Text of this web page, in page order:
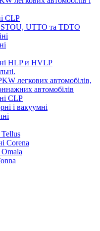
CLP
STOU, UTTO та TDTO
HLP и HVLP
легкових автомобілів,
автомобілів
CLP
і вакуумні
Tellus
Corena